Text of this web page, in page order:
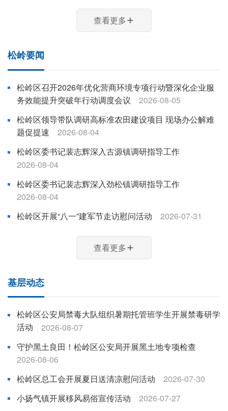
查看更多
松岭要闻
松岭区召开2026年优化营商环境专项行动暨深化企业服
务效能提升突破年行动调度会议
2026-08-05
松岭区领导带队调研高标准农田建设项目 现场办公解难
题促提速
2026-08-04
松岭区委书记裴志辉深入古源镇调研指导工作
2026-08-04
松岭区委书记裴志辉深入劲松镇调研指导工作
2026-08-04
松岭区开展“八一”建军节走访慰问活动
2026-07-31
查看更多
基层动态
松岭区公安局禁毒大队组织暑期托管班学生开展禁毒研学
活动
2026-08-07
守护黑土良田！松岭区公安局开展黑土地专项检查
2026-08-06
松岭区总工会开展夏日送清凉慰问活动
2026-07-30
小扬气镇开展移风易俗宣传活动
2026-07-27